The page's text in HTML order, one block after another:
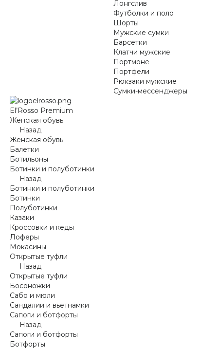
Лонгслив
Футболки и поло
Шорты
Мужские сумки
Барсетки
Клатчи мужские
Портмоне
Портфели
Рюкзаки мужские
Сумки-мессенджеры
El’Rosso Premium
Женская обувь
Назад
Женская обувь
Балетки
Ботильоны
Ботинки и полуботинки
Назад
Ботинки и полуботинки
Ботинки
Полуботинки
Казаки
Кроссовки и кеды
Лоферы
Мокасины
Открытые туфли
Назад
Открытые туфли
Босоножки
Сабо и мюли
Сандалии и вьетнамки
Сапоги и ботфорты
Назад
Сапоги и ботфорты
Ботфорты